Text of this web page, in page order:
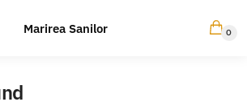
Marirea Sanilor 0